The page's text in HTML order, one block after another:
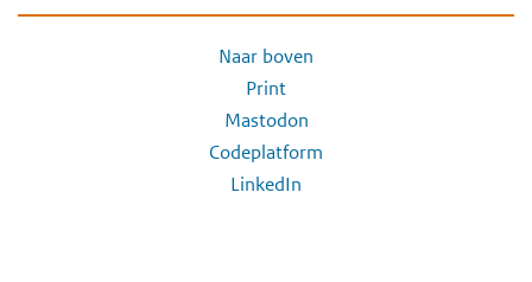
Naar boven
Print
Mastodon
Codeplatform
LinkedIn